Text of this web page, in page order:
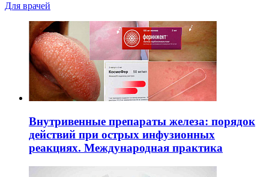
Для врачей
Внутривенные препараты железа: порядок
действий при острых инфузионных
реакциях. Международная практика